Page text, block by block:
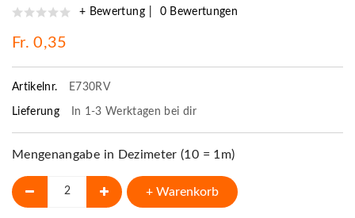
+ Bewertung 0 Bewertungen
Fr. 0,35
Artikelnr. E730RV
Lieferung In 1-3 Werktagen bei dir
Mengenangabe in Dezimeter (10 = 1m)
+ Warenkorb